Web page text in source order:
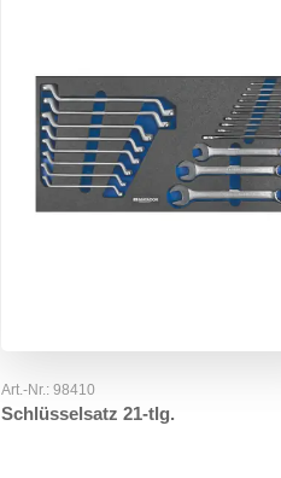
Art.-Nr.:98410
Schlüsselsatz 21-tlg.